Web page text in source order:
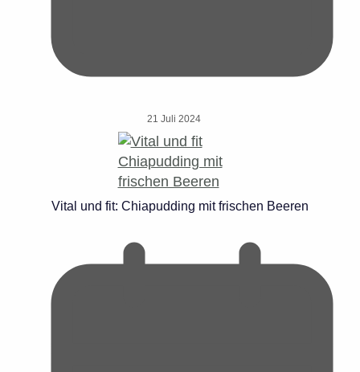
21 Juli 2024
Vital und fit: Chiapudding mit frischen Beeren